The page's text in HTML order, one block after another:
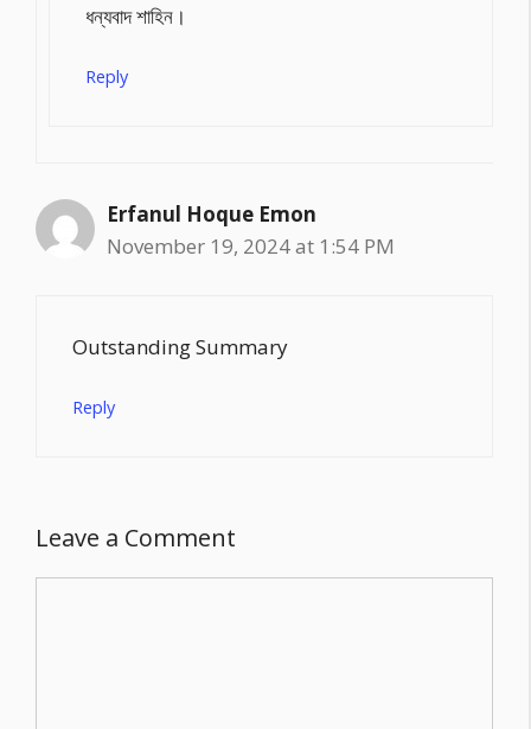
ধন্যবাদ শাহিন।
Reply
Erfanul Hoque Emon
November 19, 2024 at 1:54 PM
Outstanding Summary
Reply
Leave a Comment